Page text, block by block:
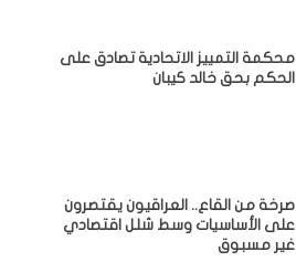
محكمة التمييز الاتحادية تصادق على
الحكم بحق خالد كيبان
صرخة من القاع.. العراقيون يقتصرون
على الأساسيات وسط شلل اقتصادي
غير مسبوق